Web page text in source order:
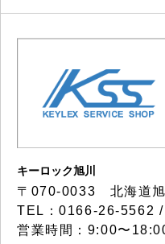
キーロック旭川
〒070-0033 北海道旭
TEL：0166-26-5562
営業時間：9:00〜